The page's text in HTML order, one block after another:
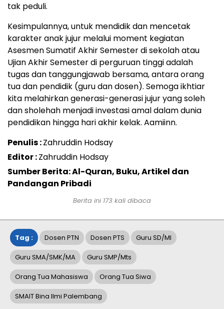
tak peduli.
Kesimpulannya, untuk mendidik dan mencetak
karakter anak jujur melalui moment kegiatan
Asesmen Sumatif Akhir Semester di sekolah atau
Ujian Akhir Semester di perguruan tinggi adalah
tugas dan tanggungjawab bersama, antara orang
tua dan pendidik (guru dan dosen). Semoga ikhtiar
kita melahirkan generasi-generasi jujur yang soleh
dan sholehah menjadi investasi amal dalam dunia
pendidikan hingga hari akhir kelak. Aamiinn.
Penulis :Zahruddin Hodsay
Editor :Zahruddin Hodsay
Sumber Berita: Al-Quran, Buku, Artikel dan
Pandangan Pribadi
Berita ini 173 kali dibaca
Tag : Dosen PTN Dosen PTS Guru SD/MI
Guru SMA/SMK/MA Guru SMP/Mts
Orang Tua Mahasiswa Orang Tua Siwa
SMAIT Bina Ilmi Palembang